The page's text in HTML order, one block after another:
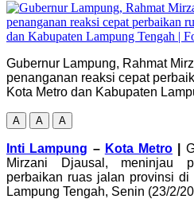
Gubernur Lampung, Rahmat
penanganan reaksi cepat
Kota Metro dan Kabupaten
A A A
Inti Lampung – Kota Metro
Mirzani Djausal, meninjau
perbaikan ruas jalan provinsi
Lampung Tengah, Senin (23/2/